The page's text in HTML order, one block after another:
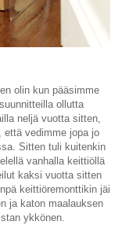
olin kun pääsimme
ollutta
neljä vuotta sitten,
että vedimme jopa jo
Sitten tuli kuitenkin
vanhalla keittiöllä
kaksi vuotta sitten
keittiöremonttikin jäi
ja katon maalauksen
ykkönen.